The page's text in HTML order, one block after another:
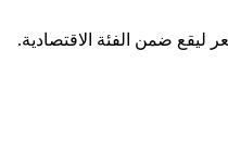
ضمن الفئة الاقتصادية.